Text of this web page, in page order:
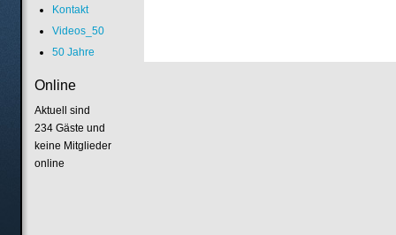
Kontakt
Videos_50
50 Jahre
Online
Aktuell sind
234 Gäste und
keine Mitglieder
online